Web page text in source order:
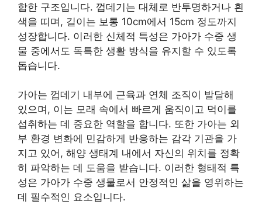
합한 구조입니다. 껍데기는 대체로 반투명하거나 흰
색을 띠며, 길이는 보통 10cm에서 15cm 정도까지
성장합니다. 이러한 신체적 특성은 가아가 수중 생
물 중에서도 독특한 생활 방식을 유지할 수 있도록
돕습니다.
가아는 껍데기 내부에 근육과 연체 조직이 발달해
있으며, 이는 모래 속에서 빠르게 움직이고 먹이를
섭취하는 데 중요한 역할을 합니다. 또한 가아는 외
부 환경 변화에 민감하게 반응하는 감각 기관을 가
지고 있어, 해양 생태계 내에서 자신의 위치를 정확
히 파악하는 데 도움을 받습니다. 이러한 형태적 특
성은 가아가 수중 생물로서 안정적인 삶을 영위하는
데 필수적인 요소입니다.